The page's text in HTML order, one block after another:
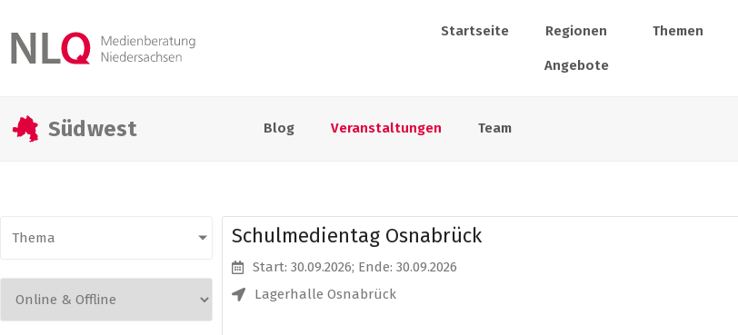
Startseite Regionen Themen
Angebote
Südwest Blog Veranstaltungen Team
Thema Schulmedientag Osnabrück
Start: 30.09.2026; Ende: 30.09.2026
Lagerhalle Osnabrück